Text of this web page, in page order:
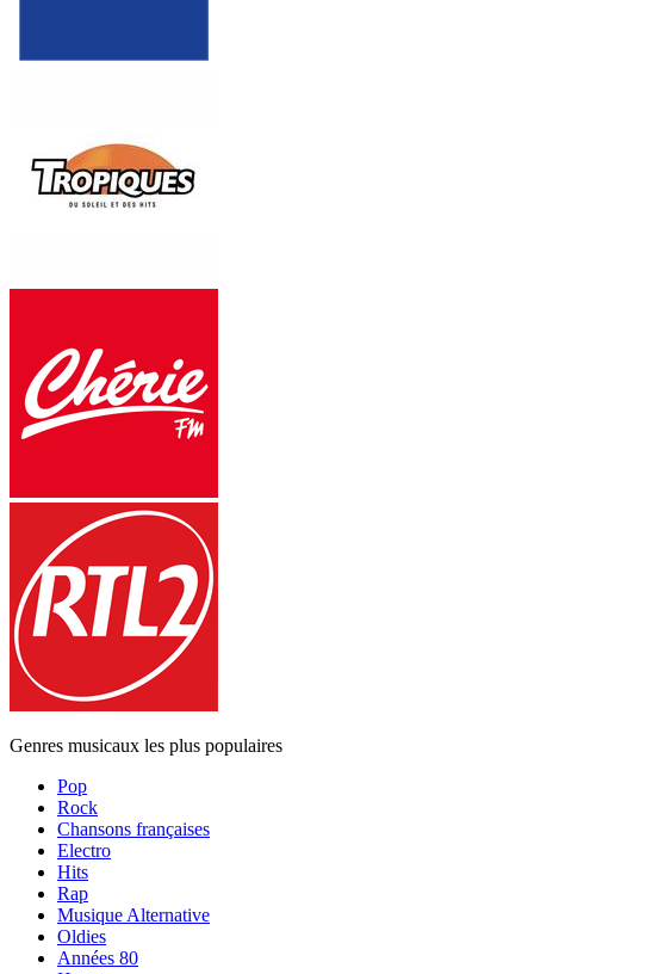
Genres musicaux les plus populaires
Pop
Rock
Chansons françaises
Electro
Hits
Rap
Musique Alternative
Oldies
Années 80